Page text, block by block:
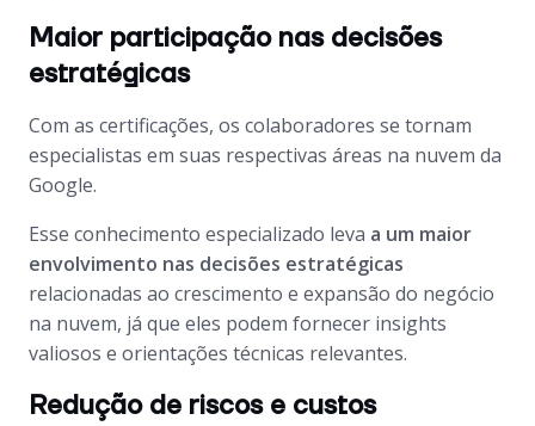
Maior participação nas decisões
estratégicas
Com as certificações, os colaboradores se tornam
especialistas em suas respectivas áreas na nuvem da
Google.
Esse conhecimento especializado leva a um maior
envolvimento nas decisões estratégicas
relacionadas ao crescimento e expansão do negócio
na nuvem, já que eles podem fornecer insights
valiosos e orientações técnicas relevantes.
Redução de riscos e custos